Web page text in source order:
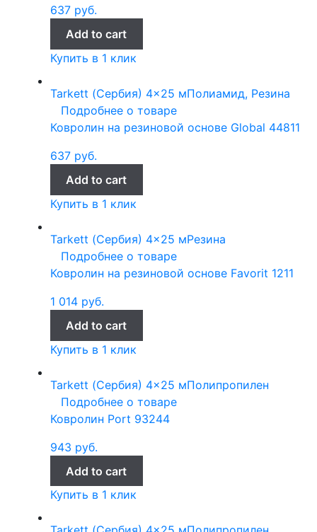
637 руб.
Add to cart
Купить в 1 клик
Tarkett (Сербия) 4x25 мПолиамид, Резина
Подробнее о товаре
Ковролин на резиновой основе Global 44811
637 руб.
Add to cart
Купить в 1 клик
Tarkett (Сербия) 4x25 мРезина
Подробнее о товаре
Ковролин на резиновой основе Favorit 1211
1 014 руб.
Add to cart
Купить в 1 клик
Tarkett (Сербия) 4x25 мПолипропилен
Подробнее о товаре
Ковролин Port 93244
943 руб.
Add to cart
Купить в 1 клик